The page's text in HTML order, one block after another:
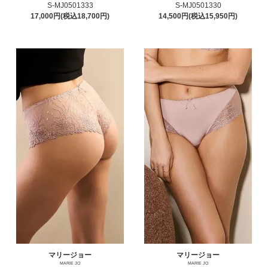
S-MJ0501333
17,000円(税込18,700円)
S-MJ0501330
14,500円(税込15,950円)
マリージョー
MARIE JO
マリージョー
MARIE JO